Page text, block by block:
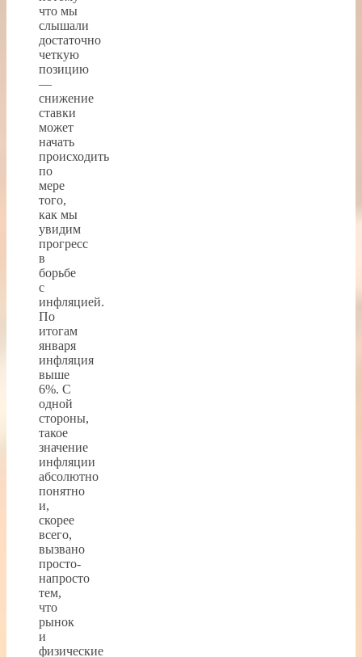
что мы
слышали
достаточно
четкую
позицию
—
снижение
ставки
может
начать
происходить
по
мере
того,
как мы
увидим
прогресс
в
борьбе
с
инфляцией.
По
итогам
января
инфляция
выше
6%. С
одной
стороны,
такое
значение
инфляции
абсолютно
понятно
и,
скорее
всего,
вызвано
просто-
напросто
тем,
что
рынок
и
физические